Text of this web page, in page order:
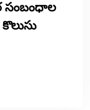
సంబంధాల